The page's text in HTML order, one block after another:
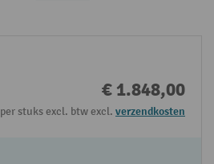
€ 1.848,00
per stuks excl. btw excl. verzendkosten